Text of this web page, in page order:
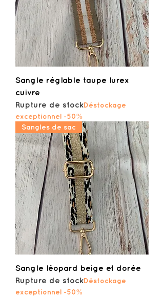
Sangle réglable taupe lurex
cuivre
Rupture de stockDéstockage
exceptionnel -50%
Sangles de sac
Sangle léopard beige et dorée
Rupture de stockDéstockage
exceptionnel -50%